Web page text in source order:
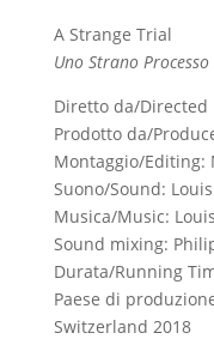
A Strange Trial
Uno Strano Processo
Diretto da/Directed
Prodotto da/
Montaggio/Editing:
Suono/Sound:
Musica/Music:
Sound mixing:
Durata/Running
Paese di
Switzerland 2018